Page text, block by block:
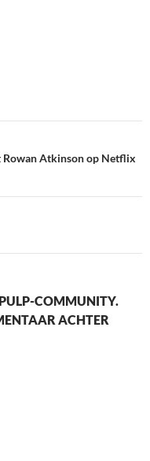
Rowan Atkinson op Netflix
COMMUNITY.
ACHTER